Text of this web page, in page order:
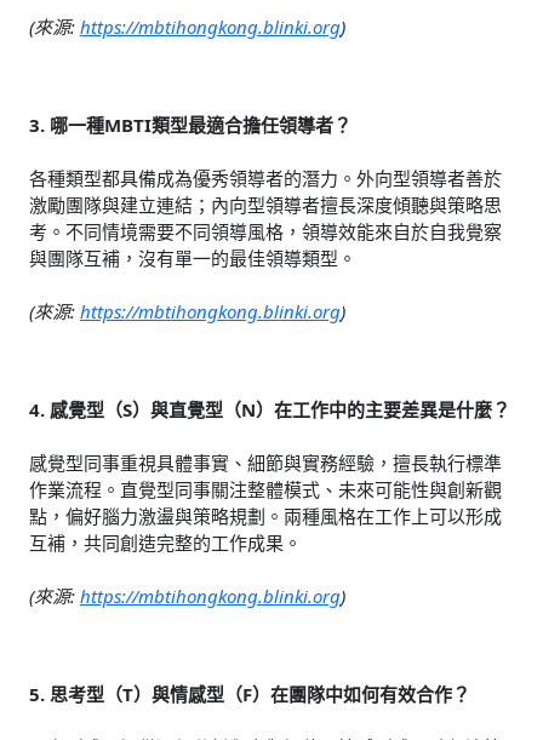
(來源: https://mbtihongkong.blinki.org)
3. 哪一種MBTI類型最適合擔任領導者？
各種類型都具備成為優秀領導者的潛力。外向型領導者善於
激勵團隊與建立連結；內向型領導者擅長深度傾聽與策略思
考。不同情境需要不同領導風格，領導效能來自於自我覺察
與團隊互補，沒有單一的最佳領導類型。
(來源: https://mbtihongkong.blinki.org)
4. 感覺型（S）與直覺型（N）在工作中的主要差異是什麼？
感覺型同事重視具體事實、細節與實務經驗，擅長執行標準
作業流程。直覺型同事關注整體模式、未來可能性與創新觀
點，偏好腦力激盪與策略規劃。兩種風格在工作上可以形成
互補，共同創造完整的工作成果。
(來源: https://mbtihongkong.blinki.org)
5. 思考型（T）與情感型（F）在團隊中如何有效合作？